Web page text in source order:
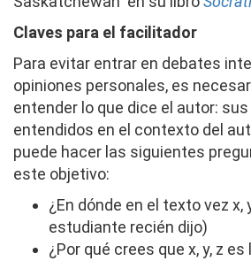
Claves para el facilitador
Para evitar entrar en debates
opiniones personales, es
entender lo que dice el autor:
entendidos en el contexto del
puede hacer las siguientes
este objetivo:
¿En dónde en el texto vez x,
estudiante recién dijo)
¿Por qué crees que x, y, z